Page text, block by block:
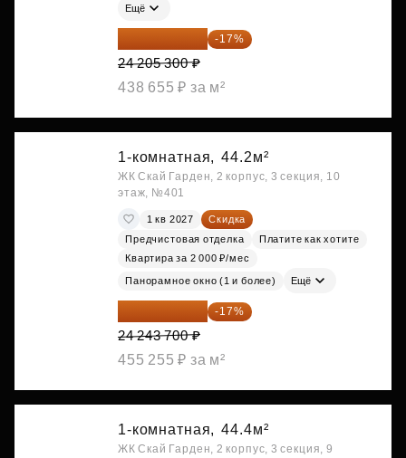
Ещё
20 090 399 ₽ -17%
24 205 300 ₽
438 655 ₽ за м²
1-комнатная, 44.2м²
ЖК Скай Гарден, 2 корпус, 3 секция, 10
этаж, №401
1 кв 2027
Скидка
Предчистовая отделка
Платите как хотите
Квартира за 2 000 ₽/мес
Панорамное окно (1 и более) Ещё
20 122 271 ₽ -17%
24 243 700 ₽
455 255 ₽ за м²
1-комнатная, 44.4м²
ЖК Скай Гарден, 2 корпус, 3 секция, 9